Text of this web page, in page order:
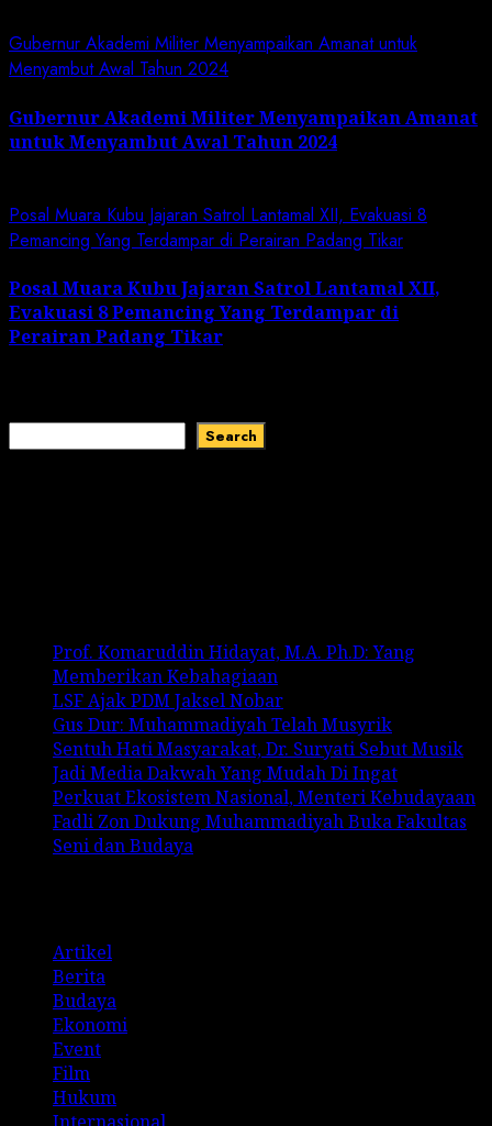
Gubernur Akademi Militer Menyampaikan Amanat untuk
Menyambut Awal Tahun 2024
Gubernur Akademi Militer Menyampaikan Amanat
untuk Menyambut Awal Tahun 2024
Posal Muara Kubu Jajaran Satrol Lantamal XII, Evakuasi 8
Pemancing Yang Terdampar di Perairan Padang Tikar
Posal Muara Kubu Jajaran Satrol Lantamal XII,
Evakuasi 8 Pemancing Yang Terdampar di
Perairan Padang Tikar
Search
Prof. Komaruddin Hidayat, M.A. Ph.D: Yang
Memberikan Kebahagiaan
LSF Ajak PDM Jaksel Nobar
Gus Dur: Muhammadiyah Telah Musyrik
Sentuh Hati Masyarakat, Dr. Suryati Sebut Musik
Jadi Media Dakwah Yang Mudah Di Ingat
Perkuat Ekosistem Nasional, Menteri Kebudayaan
Fadli Zon Dukung Muhammadiyah Buka Fakultas
Seni dan Budaya
Artikel
Berita
Budaya
Ekonomi
Event
Film
Hukum